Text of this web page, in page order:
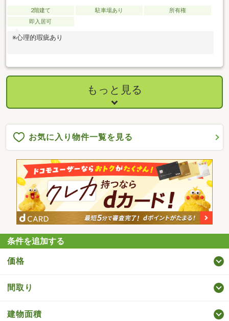
2階建て 駐車場あり
所有権
即入居可
※心理的瑕疵あり
もっと見る
お気に入り物件一覧を見る
条件を追加する
価格
間取り
建物面積